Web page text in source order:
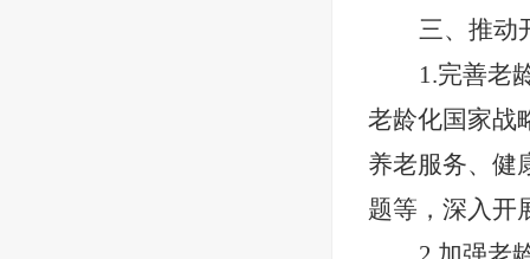
三、推动
1.完善老
老龄化国家战
养老服务、健
题等，深入开